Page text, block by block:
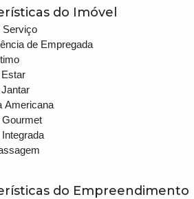
do Imóvel
Serviço
de Empregada
Americana
do Empreendimento